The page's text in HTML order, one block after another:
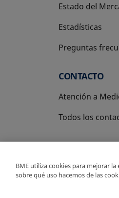
Estado del
Estadísticas
Preguntas
CONTACTO
Atención a
Todos los
BME utiliza cookies para mejorar
sobre qué uso hacemos de las